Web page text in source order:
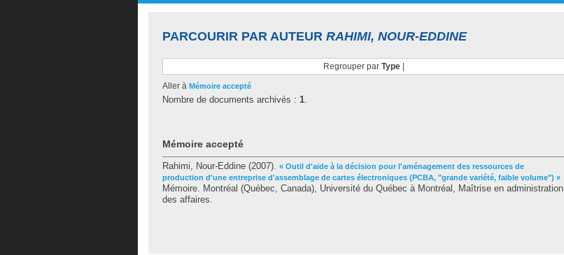
PARCOURIR PAR AUTEUR RAHIMI, NOUR-EDDINE
Regrouper par Type|
Aller à Mémoire accepté
Nombre de documents archivés : 1.
Mémoire accepté
Rahimi, Nour-Eddine (2007). « Outil d'aide à la décision pour l'aménagement des ressources de
production d'une entreprise d'assemblage de cartes électroniques (PCBA, "grande variété, faible volume") »
Mémoire. Montréal (Québec, Canada), Université du Québec à Montréal, Maîtrise en administration
des affaires.